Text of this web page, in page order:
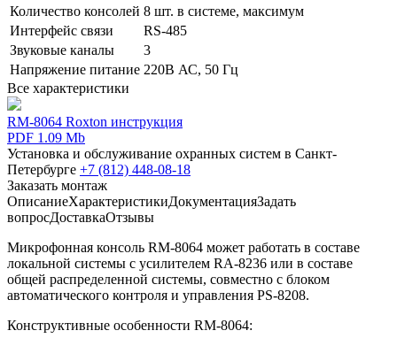
Количество консолей 8 шт. в системе, максимум
Интерфейс связи
RS-485
Звуковые каналы
3
Напряжение питание 220В АС, 50 Гц
Все характеристики
RM-8064 Roxton инструкция
PDF 1.09 Mb
Установка и обслуживание охранных систем в Санкт-
Петербурге +7 (812) 448-08-18
Заказать монтаж
ОписаниеХарактеристикиДокументацияЗадать
вопросДоставкаОтзывы
Микрофонная консоль RM-8064 может работать в составе
локальной системы с усилителем RA-8236 или в составе
общей распределенной системы, совместно с блоком
автоматического контроля и управления PS-8208.
Конструктивные особенности RM-8064: